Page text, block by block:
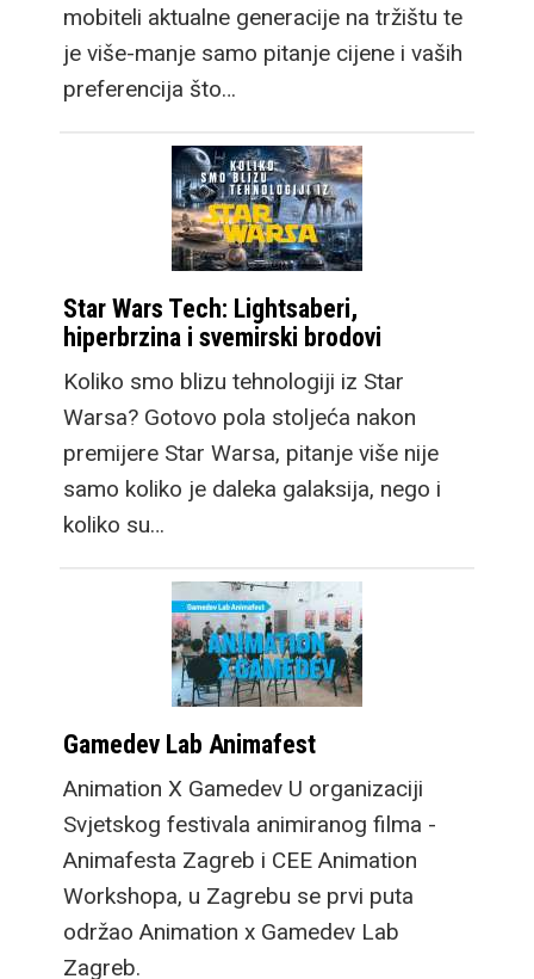
mobiteli aktualne generacije na tržištu te
je više-manje samo pitanje cijene i vaših
preferencija što…
Star Wars Tech: Lightsaberi,
hiperbrzina i svemirski brodovi
Koliko smo blizu tehnologiji iz Star
Warsa? Gotovo pola stoljeća nakon
premijere Star Warsa, pitanje više nije
samo koliko je daleka galaksija, nego i
koliko su…
Gamedev Lab Animafest
Animation X Gamedev U organizaciji
Svjetskog festivala animiranog filma -
Animafesta Zagreb i CEE Animation
Workshopa, u Zagrebu se prvi puta
održao Animation x Gamedev Lab
Zagreb.